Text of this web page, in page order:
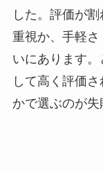
した。評価が
重視か、手軽
いにあります
して高く評価
かで選ぶのが失